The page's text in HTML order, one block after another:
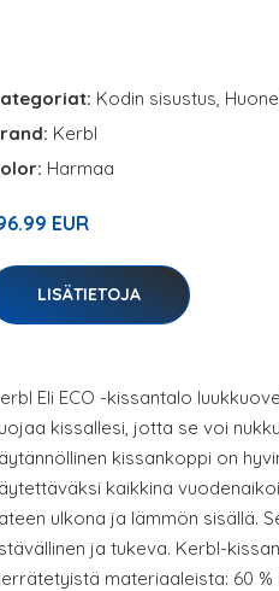
Kodin sisustus,
Kerbl
Harmaa
EUR
LISÄTIETOJA
Eli ECO -kissantalo
kissallesi, jotta se voi
kissankoppi on
kaikkina
ulkona ja lämmön sisällä.
ja tukeva. Kerbl-
materiaaleista: 60 %